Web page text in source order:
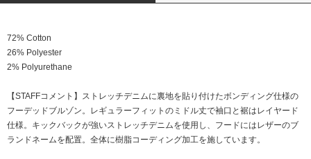
72% Cotton
26% Polyester
2% Polyurethane
【STAFFコメント】ストレッチデニムに裏地を貼り付けたボンディング仕様の
フーデッドブルゾン。レギュラーフィットのミドル丈で袖口と裾はレイヤード
仕様。キックバックが強いストレッチデニムを使用し、フードにはレザーのブ
ランドネームを配置。全体に樹脂コーディング加工を施しています。